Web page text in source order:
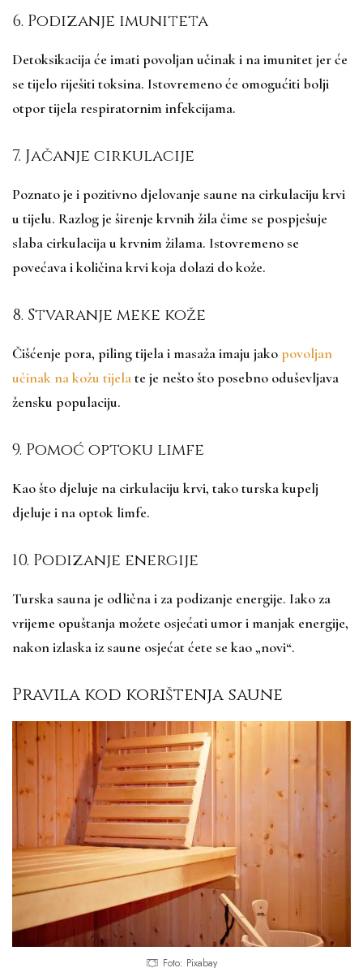
6. Podizanje imuniteta
Detoksikacija će imati povoljan učinak i na imunitet jer će
se tijelo riješiti toksina. Istovremeno će omogućiti bolji
otpor tijela respiratornim infekcijama.
7. Jačanje cirkulacije
Poznato je i pozitivno djelovanje saune na cirkulaciju krvi
u tijelu. Razlog je širenje krvnih žila čime se pospješuje
slaba cirkulacija u krvnim žilama. Istovremeno se
povećava i količina krvi koja dolazi do kože.
8. Stvaranje meke kože
Čišćenje pora, piling tijela i masaža imaju jakopovoljan
učinak na kožu tijelate je nešto što posebno oduševljava
žensku populaciju.
9. Pomoć optoku limfe
Kao što djeluje na cirkulaciju krvi, tako turska kupelj
djeluje i na optok limfe.
10. Podizanje energije
Turska sauna je odlična i za podizanje energije. Iako za
vrijeme opuštanja možete osjećati umor i manjak energije,
nakon izlaska iz saune osjećat ćete se kao „novi“.
Pravila kod korištenja saune
Foto: Pixabay